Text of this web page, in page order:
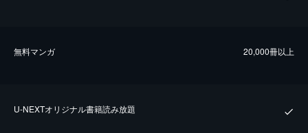
無料マンガ 20,000冊以上
U-NEXTオリジナル書籍読み放題